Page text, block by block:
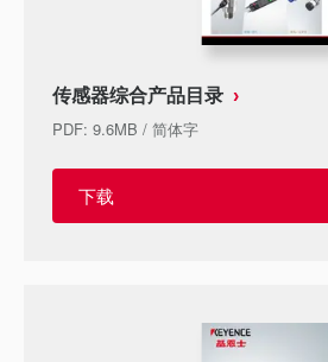
传感器综合产品目录
PDF: 9.6MB / 简体字
下载